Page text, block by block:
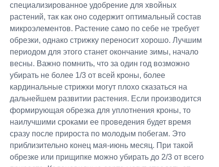
специализированное удобрение для хвойных
растений, так как оно содержит оптимальный состав
микроэлементов. Растение само по себе не требует
обрезки, однако стрижку переносит хорошо. Лучшим
периодом для этого станет окончание зимы, начало
весны. Важно помнить, что за один год возможно
убирать не более 1/3 от всей кроны, более
кардинальные стрижки могут плохо сказаться на
дальнейшем развитии растения. Если производится
формирующая обрезка для уплотнения кроны, то
наилучшими сроками ее проведения будет время
сразу после прироста по молодым побегам. Это
приблизительно конец мая-июнь месяц. При такой
обрезке или прищипке можно убирать до 2/3 от всего